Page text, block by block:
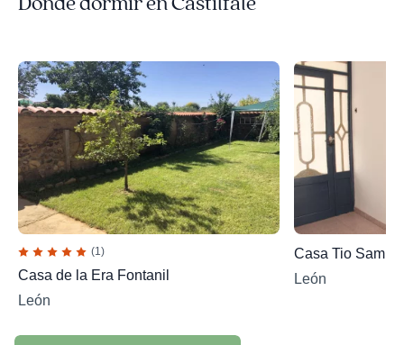
(1)
Casa de la Era Fontanil
León
Casa Tio Samuel
León